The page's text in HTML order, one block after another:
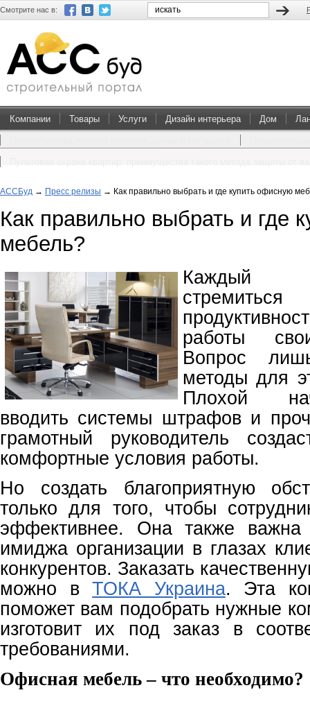
Смотрите нас в:
Компании Товары Услуги Дизайн интерьера Дом
АССБуд → Пресс релизы → Как правильно выбрать и где купить офисную
Как правильно выбрать и где
мебель?
Каждый
работы
Вопрос
методы для
Плохой
вводить системы штрафов и
грамотный руководитель
комфортные условия работы.
Но создать благоприятную
только для того, чтобы
эффективнее. Она также важна
имиджа организации в глазах
конкурентов. Заказать
можно вТОКА Украина. Эта
поможет вам подобрать нужные
изготовит их под заказ в
требованиями.
Офисная мебель – что необходимо?